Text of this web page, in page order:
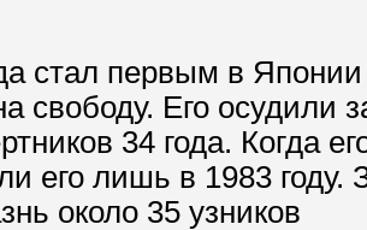
стал первым в Японии
свободу. Его осудили
34 года. Когда
его лишь в 1983 году.
около 35 узников